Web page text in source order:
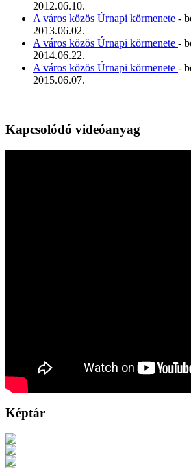
2012.06.10.
A város közös Úrnapi körmenete -
2013.06.02.
A város közös Úrnapi körmenete -
2014.06.22.
A város közös Úrnapi körmenete -
2015.06.07.
Kapcsolódó videóanyag
Képtár